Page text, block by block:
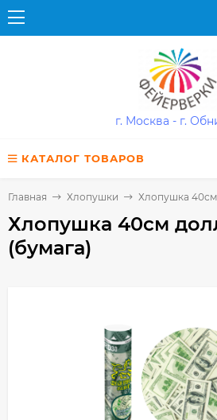
г. Москва - г.
КАТАЛОГ ТОВАРОВ
Главная Хлопушки Хлопушка
Хлопушка 40см
(бумага)